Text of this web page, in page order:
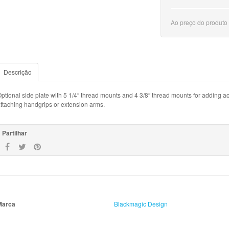
Ao preço do
Descrição
side plate with 5 1/4″ thread mounts and 4 3/8″ thread mounts for adding
handgrips or extension arms.
Partilhar
Blackmagic Design